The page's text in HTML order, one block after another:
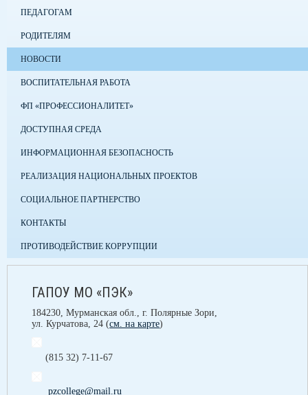
ПЕДАГОГАМ
РОДИТЕЛЯМ
НОВОСТИ
ВОСПИТАТЕЛЬНАЯ РАБОТА
ФП «ПРОФЕССИОНАЛИТЕТ»
ДОСТУПНАЯ СРЕДА
ИНФОРМАЦИОННАЯ БЕЗОПАСНОСТЬ
РЕАЛИЗАЦИЯ НАЦИОНАЛЬНЫХ ПРОЕКТОВ
СОЦИАЛЬНОЕ ПАРТНЕРСТВО
КОНТАКТЫ
ПРОТИВОДЕЙСТВИЕ КОРРУПЦИИ
ГАПОУ МО «ПЭК»
184230, Мурманская обл., г. Полярные Зори,
ул. Курчатова, 24 (см. на карте)
(815 32) 7-11-67
pzcollege@mail.ru